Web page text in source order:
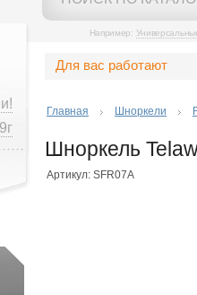
Например:
Для вас работают
Главная Шноркели
Шноркель
Артикул: SFR07A